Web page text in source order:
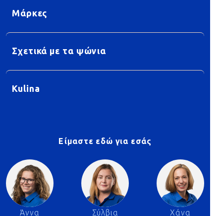
Μάρκες
Σχετικά με τα ψώνια
Kulina
Είμαστε εδώ για εσάς
Άννα Σύλβια Χάνα